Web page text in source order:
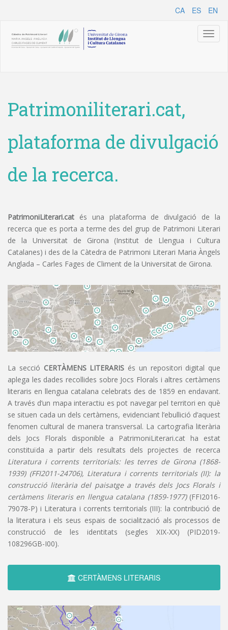
CA ES EN
Patrimoniliterari.cat,
plataforma de divulgació
de la recerca.
PatrimoniLiterari.cat és una plataforma de divulgació de la
recerca que es porta a terme des del grup de Patrimoni Literari
de la Universitat de Girona (Institut de Llengua i Cultura
Catalanes) i des de la Càtedra de Patrimoni Literari Maria Àngels
Anglada – Carles Fages de Climent de la Universitat de Girona.
La secció CERTÀMENS LITERARIS és un repositori digital que
aplega les dades recollides sobre Jocs Florals i altres certàmens
literaris en llengua catalana celebrats des de 1859 en endavant.
A través d’un mapa interactiu es pot navegar pel territori en què
se situen cada un dels certàmens, evidenciant l’ebullició d’aquest
fenomen cultural de manera transversal. La cartografia literària
dels Jocs Florals disponible a PatrimoniLiterari.cat ha estat
constituïda a partir dels resultats dels projectes de recerca
Literatura i corrents territorials: les terres de Girona (1868-
1939) (FFI2011-24706), Literatura i corrents territorials (II): la
construcció literària del paisatge a través dels Jocs Florals i
certàmens literaris en llengua catalana (1859-1977)(FFI2016-
79078-P) i Literatura i corrents territorials (III): la contribució de
la literatura i els seus espais de socialització als processos de
construcció de les identitats (segles XIX-XX) (PID2019-
108296GB-I00).
CERTÀMENS LITERARIS